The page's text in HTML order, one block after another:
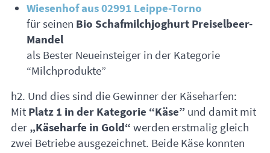
Wiesenhof aus 02991 Leippe-Torno
für seinen Bio Schafmilchjoghurt Preiselbeer-
Mandel
als Bester Neueinsteiger in der Kategorie
“Milchprodukte”
h2. Und dies sind die Gewinner der Käseharfen:
Mit Platz 1 in der Kategorie “Käse” und damit mit
der „Käseharfe in Gold“ werden erstmalig gleich
zwei Betriebe ausgezeichnet. Beide Käse konnten